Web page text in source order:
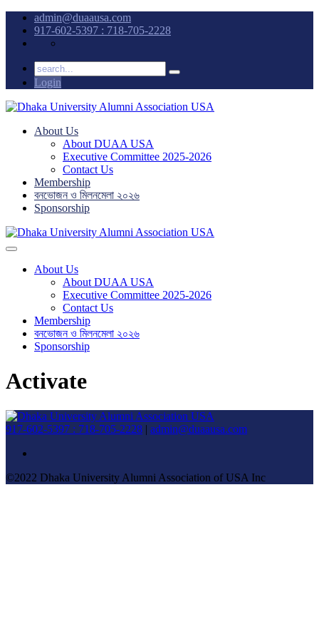
admin@duaausa.com
917-602-5397 : 718-705-2228
Login
About Us
About DUAA USA
Executive Committee 2025-2026
Contact Us
Membership
বনভোজন ও মিলনমেলা ২০২৬
Sponsorship
About Us
About DUAA USA
Executive Committee 2025-2026
Contact Us
Membership
বনভোজন ও মিলনমেলা ২০২৬
Sponsorship
Activate
917-602-5397 : 718-705-2228 | admin@duaausa.com
©2022 Dhaka University Alumni Association of USA Inc